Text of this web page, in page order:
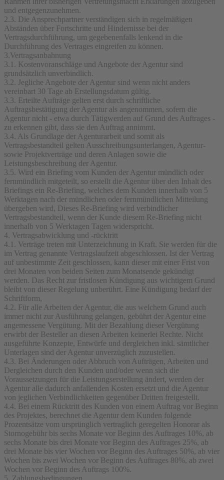
und entgegenzunehmen.
2.3. Die Ansprechpartner verständigen sich in regelmäßigen
Abständen über Fortschritte und Hindernisse bei der
Vertragsdurchführung, um gegebenenfalls lenkend in die
Durchführung des Vertrages eingreifen zu können.
3.Vertragsanbahnung
3.1. Kostenvoranschläge und Angebote der Agentur sind
grundsätzlich unverbindlich.
3.2. Jegliche Angebote der Agentur sind wenn nicht anders
vereinbart 30 Tage ab Erstellungsdatum gültig.
3.3. Erteilte Aufträge gelten erst durch schriftliche
Auftragsbestätigung der Agentur als angenommen, sofern die
Agentur nicht - etwa durch Tätigwerden auf Grund des Auftrages -
zu erkennen gibt, dass sie den Auftrag annimmt.
3.4. Als Grundlage der Agenturarbeit und somit als
Vertragsbestandteil gelten Ausschreibungsunterlangen, Agentur-
sowie Projektverträge und deren Anlagen sowie die
Leistungsbeschreibung der Agentur.
3.5. Wird ein Briefing vom Kunden der Agentur mündlich oder
fernmündlich mitgeteilt, so erstellt die Agentur über den Inhalt des
Briefings ein Re-Briefing, welches dem Kunden innerhalb von 5
Werktagen nach der mündlichen oder fernmündlichen Mitteilung
übergeben wird, Dieses Re-Briefing wird verbindlicher
Vertragsbestandteil, wenn der Kunde diesem Re-Briefing nicht
innerhalb von 5 Werktagen Tagen widerspricht.
4. Vertragsabwicklung und -rücktritt
4.1. Verträge treten mit Unterzeichnung in Kraft. Sie werden für die
im Vertrag genannte Vertragslaufzeit abgeschlossen. Ist der Vertrag
auf unbestimmte Zeit geschlossen, kann dieser mit einer Frist von
drei Monaten von beiden Seiten zum Monatsende gekündigt
werden. Das Recht zur fristlosen Kündigung aus wichtigem Grund
bleibt von dieser Regelung unberührt. Eine Kündigung bedarf der
Schriftform,
4.2. Für alle Arbeiten der Agentur, die aus welchem Grund auch
immer nicht zur Ausführung gelangen, gebührt der Agentur eine
angemessene Vergütung. Mit der Bezahlung dieser Vergütung
erwirbt der Besteller an diesen Arbeiten keinerlei Rechte. Nicht
ausgeführte Konzepte, Entwürfe und dergleichen inkl. sämtlicher
Unterlagen sind der Agentur unverzüglich zuzustellen.
4.3. Bei Änderungen oder Abbruch von Aufträgen, Arbeiten und
Dergleichen durch den Kunden und/oder wenn sich die
Voraussetzungen für die Leistungserstellung ändert, werden der
Agentur alle dadurch anfallenden Kosten ersetzt und die Agentur
von jeglichen Verbindlichkeiten gegenüber Dritten freigestellt.
4.4. Bei einem Rücktritt des Kunden von einem Auftrag vor Beginn
des Projektes, berechnet die Agentur dem Kunden folgende
Prozentsätze vom ursprünglich vertraglich geregelten Honorar als
Stornogebühr bis sechs Monate vor Beginn des Auftrages 10%, ab
sechs Monate bis drei Monate vor Beginn des Auftrages 25%, ab
drei Monate bis vier Wochen vor Beginn des Auftrages 50%, ab vier
Wochen bis zwei Wochen vor Beginn des Auftrages 80%, ab zwei
Wochen vor Beginn des Auftrags 100%.
5. Zahlungsbedingungen